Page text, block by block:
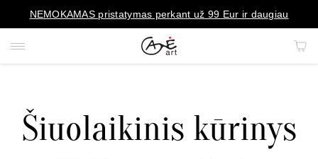
NEMOKAMAS pristatymas perkant už 99 Eur ir daugiau
PAVEIKSLAI
Šiuolaikinis kūrinys